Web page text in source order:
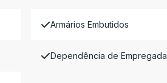
Armários Embutidos
Dependência de Empregada